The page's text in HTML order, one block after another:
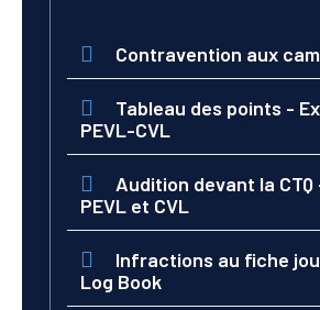
Contravention aux
Tableau des points -
PEVL-CVL
Audition devant la CTQ
PEVL et CVL
Infractions au fiche
Log Book